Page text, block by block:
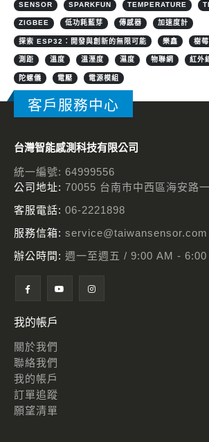
SENSOR SPARKFUN TEMPERATURE
ZIGBEE 低功耗藍芽 傳感器 加速度計
探索 ESP32：開發與創新的無限可能 樂鑫 樹
測距 溫度 溫溼度 濕度 物聯網 紅外
陀螺儀 電壓 電源模組
客戶服務中心
台灣智能感測科技有限公司
統一編號: 64999556
公司地址: 70055 台南市中西區海安路
客服電話: 06-2221898
服務信箱: service@taiwansensor.com
辦公時間: 週一至週五 / 9:00 AM -
我的帳戶
關於我們
聯絡我們
我的帳戶
訂單追蹤
願望清單